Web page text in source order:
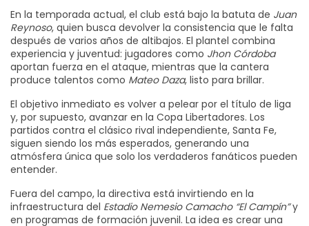
En la temporada actual, el club está bajo la batuta de Juan
Reynoso, quien busca devolver la consistencia que le falta
después de varios años de altibajos. El plantel combina
experiencia y juventud: jugadores como Jhon Córdoba
aportan fuerza en el ataque, mientras que la cantera
produce talentos como Mateo Daza, listo para brillar.
El objetivo inmediato es volver a pelear por el título de liga
y, por supuesto, avanzar en la Copa Libertadores. Los
partidos contra el clásico rival independiente, Santa Fe,
siguen siendo los más esperados, generando una
atmósfera única que solo los verdaderos fanáticos pueden
entender.
Fuera del campo, la directiva está invirtiendo en la
infraestructura del Estadio Nemesio Camacho “El Campín”y
en programas de formación juvenil. La idea es crear una